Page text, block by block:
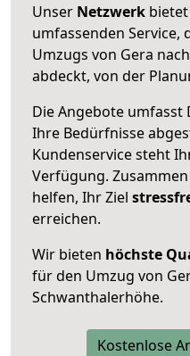
Unser Netzwerk
umfassenden Service,
Umzugs von Gera
abdeckt, von der
Die Angebote
Ihre Bedürfnisse
Kundenservice steht
Verfügung.
helfen, Ihr Ziel
erreichen.
Wir bieten höchste
für den Umzug von
Schwanthalerhöhe.
Kostenlose